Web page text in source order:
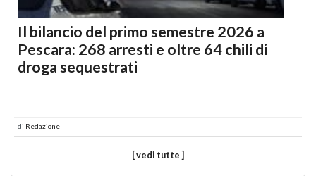
Il bilancio del primo semestre 2026 a
Pescara: 268 arresti e oltre 64 chili di
droga sequestrati
di Redazione
[ vedi tutte ]